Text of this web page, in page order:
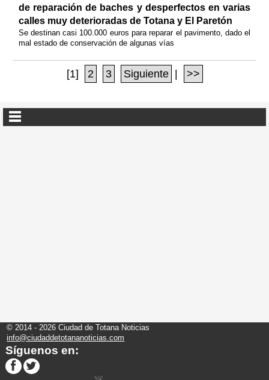
de reparación de baches y desperfectos en varias
calles muy deterioradas de Totana y El Paretón
Se destinan casi 100.000 euros para reparar el pavimento, dado el
mal estado de conservación de algunas vías
[1] 2 3 Siguiente | >>
© 2014 - 2026 Ciudad de Totana Noticias
info@ciudaddetotananoticias.com
Síguenos en: